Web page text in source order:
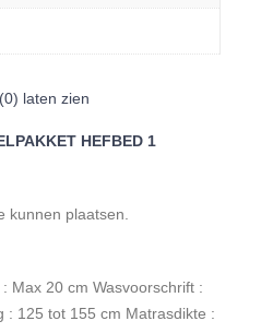
laten zien
HEFBED 1
kunnen plaatsen.
Max 20 cm Wasvoorschrift :
: 125 tot 155 cm Matrasdikte :